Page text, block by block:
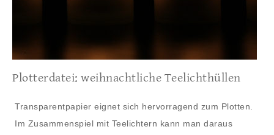
Plotterdatei: weihnachtliche Teelichthüllen
Transparentpapier eignet sich hervorragend zum Plotten.
Im Zusammenspiel mit Teelichtern kann man daraus